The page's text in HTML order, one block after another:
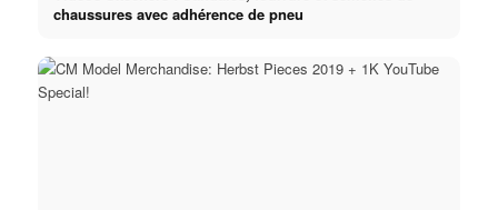
chaussures avec adhérence de pneu